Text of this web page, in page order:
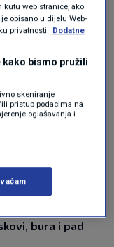
bura i pad
web stranice, ako
opisano u dijelu Web-
privatnosti. Dodatne
kako bismo pružili
skeniranje
pristup podacima na
oglašavanja i